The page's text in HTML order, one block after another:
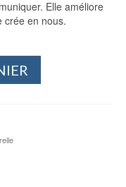
Elle améliore
crée en nous.